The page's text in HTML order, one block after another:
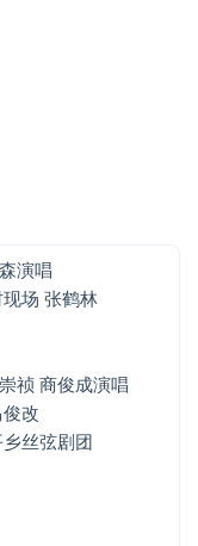
演唱
场 张鹤林
祯 商俊成演唱
改
丝弦剧团